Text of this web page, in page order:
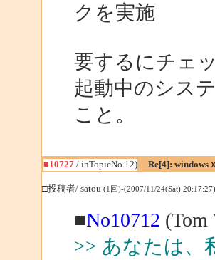
クを実施
要するにチェ
起動中のシス
こと。
■10727/ inTopicNo.12) Re[4]: windows
□投稿者/ satou (1回)-(2007/11/24(Sat) 20:17:27)
■No10712 (Tom
>> あなたは、